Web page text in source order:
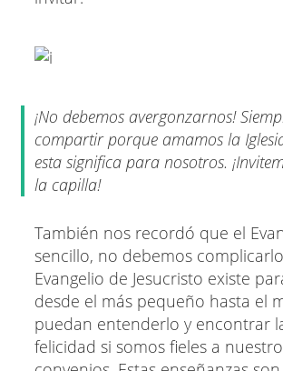
¡No debemos avergonzarnos!
compartir porque amamos la
esta significa para nosotros.
la capilla!
También nos recordó que el
sencillo, no debemos
Evangelio de Jesucristo existe
desde el más pequeño hasta el
puedan entenderlo y encontrar
felicidad si somos fieles a